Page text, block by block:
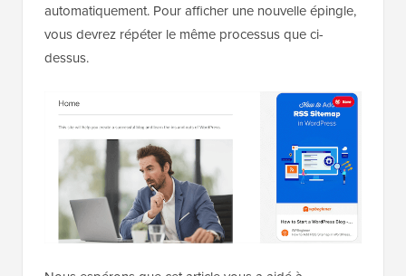
automatiquement. Pour afficher une nouvelle épingle,
vous devrez répéter le même processus que ci-
dessus.